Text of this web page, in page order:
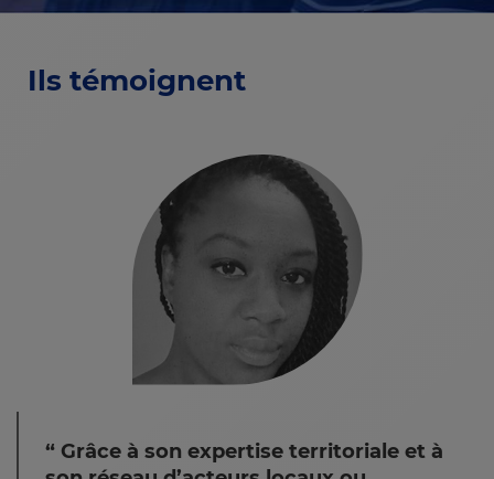
Ils témoignent
Grâce à son expertise territoriale et à